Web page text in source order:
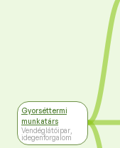
Gyorséttermi
munkatárs
Vendéglátóipar,
idegenforgalom